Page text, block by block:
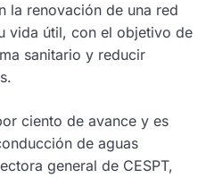
la renovación de una red
vida útil, con el objetivo de
sanitario y reducir
ciento de avance y es
de aguas
general de CESPT,